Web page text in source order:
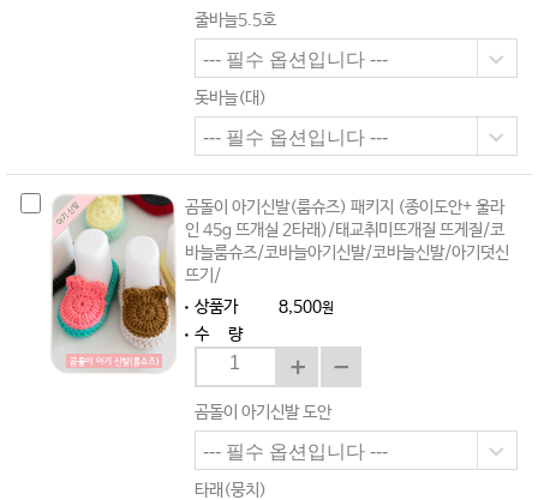
줄바늘5.5호
돗바늘(대)
곰돌이 아기신발(룸슈즈) 패키지 (종이도안+ 울라
인 45g 뜨개실 2타래)/태교취미뜨개질 뜨게질/코
바늘룸슈즈/코바늘아기신발/코바늘신발/아기덧신
뜨기/
상품가
8,500원
수 량
곰돌이 아기신발 도안
타래(뭉치)